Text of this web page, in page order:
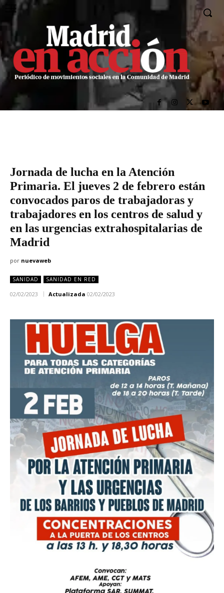
Jornada de lucha en la Atención
Primaria. El jueves 2 de febrero están
convocados paros de trabajadoras y
trabajadores en los centros de salud y
en las urgencias extrahospitalarias de
Madrid
por nuevaweb
SANIDAD SANIDAD EN RED
02/02/2023 Actualizada 02/02/2023